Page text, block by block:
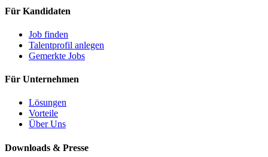
Für Kandidaten
Job finden
Talentprofil anlegen
Gemerkte Jobs
Für Unternehmen
Lösungen
Vorteile
Über Uns
Downloads & Presse